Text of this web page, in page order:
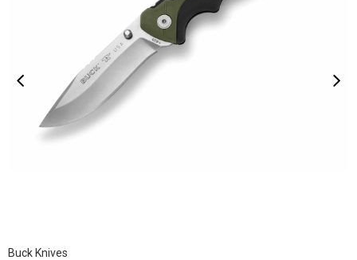
Buck Knives